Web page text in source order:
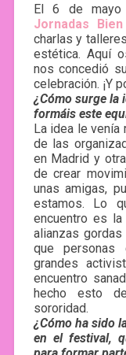
El 6 de mayo
Jornadas
charlas y
estética. Aquí
nos concedió
celebración. ¡Y
¿Cómo surge la
formáis este
La idea le venía
de las
en Madrid y
de crear
unas amigas,
estamos. Lo
encuentro es
alianzas
que personas
grandes
encuentro
hecho esto
sororidad.
¿Cómo ha sido
en el festival,